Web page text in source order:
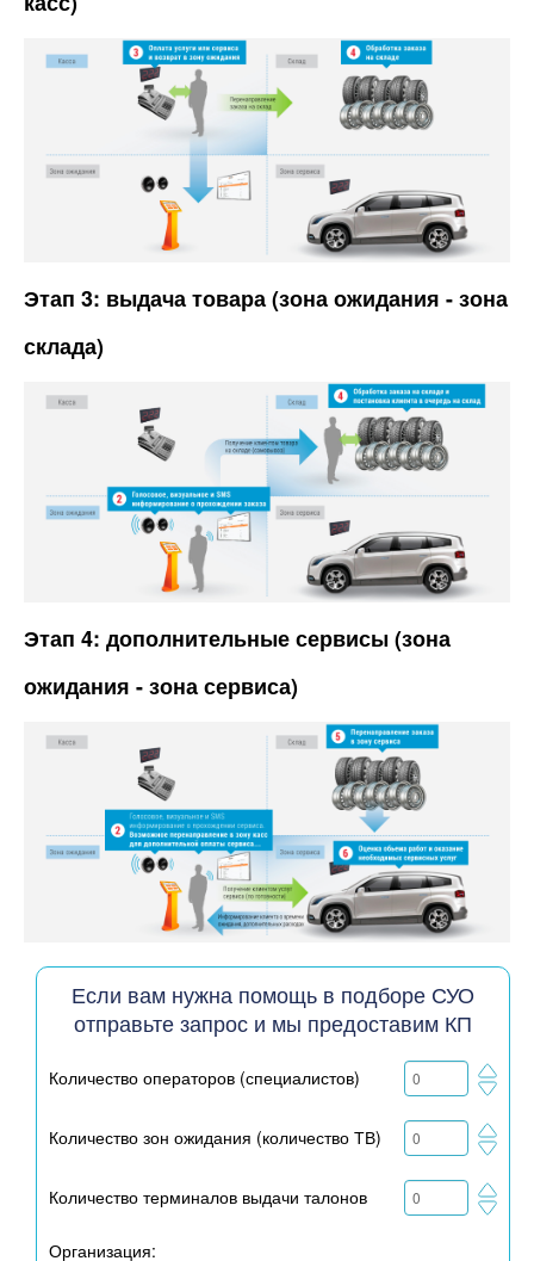
Этап 3: выдача товара (зона ожидания - зона
склада)
Этап 4: дополнительные сервисы (зона
ожидания - зона сервиса)
Если вам нужна помощь в подборе СУО
отправьте запрос и мы предоставим КП
Количество операторов (специалистов)
Количество зон ожидания (количество ТВ)
Количество терминалов выдачи талонов
Организация: